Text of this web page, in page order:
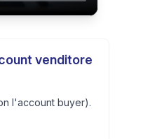
venditore
l'account buyer).